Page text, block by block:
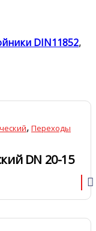
DIN11852,
, Переходы
DN 20-15